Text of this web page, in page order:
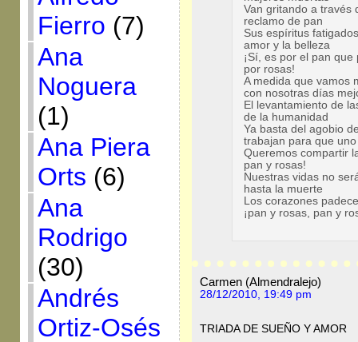
Fierro (7)
Ana
Noguera
(1)
Ana Piera
Orts (6)
Ana
Rodrigo
(30)
Andrés
Ortiz-Osés
Van gritando a través
reclamo de pan
Sus espíritus
amor y la belleza
¡Sí, es por el pan
por rosas!
A medida que vamos
con nosotras días
El levantamiento de
de la humanidad
Ya basta del agobio
trabajan para que
Queremos compartir
pan y rosas!
Nuestras vidas no
hasta la muerte
Los corazones
¡pan y rosas, pan y
Carmen (Almendralejo)
28/12/2010, 19:49 pm
TRIADA DE SUEÑO Y AMOR